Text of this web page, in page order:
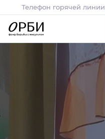
Телефон горячей линии